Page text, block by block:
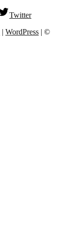
Twitter
| WordPress | ©